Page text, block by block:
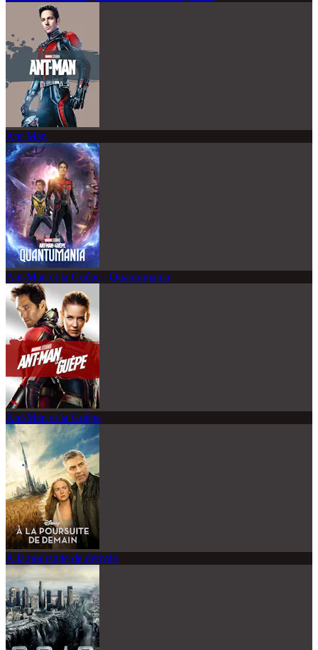
Ant-Man
Ant-Man et la Guêpe : Quantumania
Ant-Man et la Guêpe
À la poursuite de demain